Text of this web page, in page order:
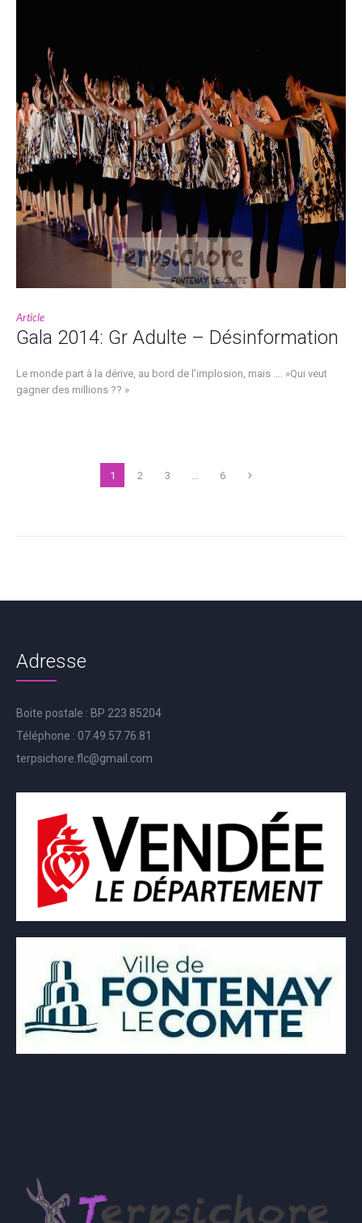
Article
Gala 2014: Gr Adulte – Désinformation
Le monde part à la dérive, au bord de l’implosion, mais …. »Qui veut
gagner des millions ?? »
1 2 3 … 6
Adresse
Boite postale : BP 223 85204
Téléphone : 07.49.57.76.81
terpsichore.flc@gmail.com